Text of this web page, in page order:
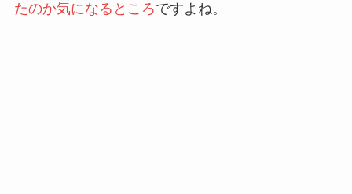
たのか気になるところですよね。